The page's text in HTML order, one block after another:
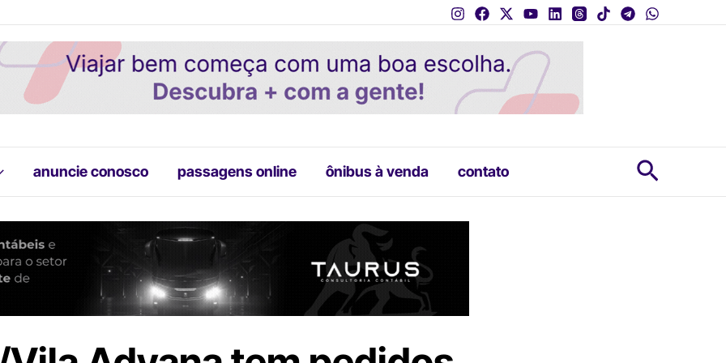
anuncie conosco passagens online ônibus à venda contato